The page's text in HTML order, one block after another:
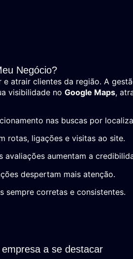
Negócio?
e atrair clientes da região. A
visibilidade no Google Maps,
nas buscas por
rotas, ligações e visitas ao site.
avaliações aumentam a
despertam mais atenção.
sempre corretas e consistentes.
a se destacar